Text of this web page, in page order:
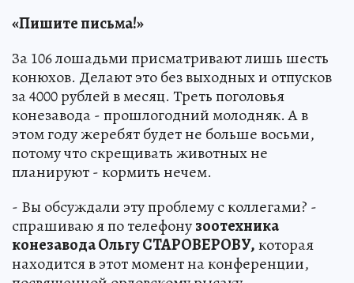
«Пишите письма!»
За 106 лошадьми присматривают лишь шесть
конюхов. Делают это без выходных и отпусков
за 4000 рублей в месяц. Треть поголовья
конезавода - прошлогодний молодняк. А в
этом году жеребят будет не больше восьми,
потому что скрещивать животных не
планируют - кормить нечем.
- Вы обсуждали эту проблему с коллегами? -
спрашиваю я по телефонузоотехника
конезавода Ольгу СТАРОВЕРОВУ,которая
находится в этот момент на конференции,